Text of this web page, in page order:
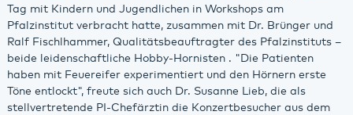
Tag mit Kindern und Jugendlichen in Workshops am
Pfalzinstitut verbracht hatte, zusammen mit Dr. Brünger und
Ralf Fischlhammer, Qualitätsbeauftragter des Pfalzinstituts –
beide leidenschaftliche Hobby-Hornisten . "Die Patienten
haben mit Feuereifer experimentiert und den Hörnern erste
Töne entlockt", freute sich auch Dr. Susanne Lieb, die als
stellvertretende PI-Chefärztin die Konzertbesucher aus dem